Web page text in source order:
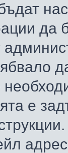
да
е